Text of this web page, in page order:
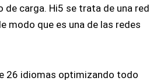
carga. Hi5 se trata de una red
modo que es una de las redes
26 idiomas optimizando todo